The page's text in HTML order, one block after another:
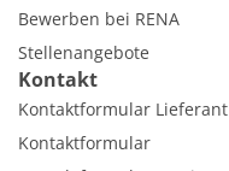
Bewerben bei RENA
Stellenangebote
Kontakt
Kontaktformular Lieferant
Kontaktformular